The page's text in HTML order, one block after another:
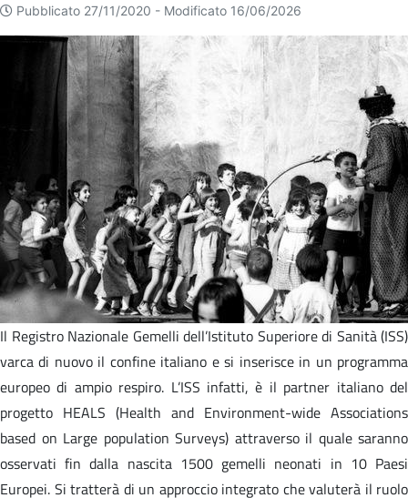
Pubblicato 27/11/2020 - Modificato 16/06/2026
Il Registro Nazionale Gemelli dell’Istituto Superiore di Sanità (ISS)
varca di nuovo il confine italiano e si inserisce in un programma
europeo di ampio respiro. L’ISS infatti, è il partner italiano del
progetto HEALS (Health and Environment-wide Associations
based on Large population Surveys) attraverso il quale saranno
osservati fin dalla nascita 1500 gemelli neonati in 10 Paesi
Europei. Si tratterà di un approccio integrato che valuterà il ruolo